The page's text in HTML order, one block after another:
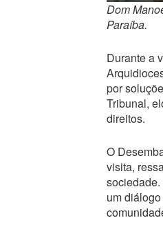
Dom
Paraíba.
Durante a
por
Tribunal,
direitos.
O
visita,
um